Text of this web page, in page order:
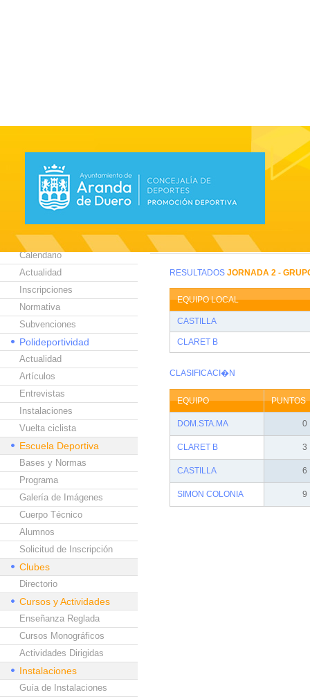
SELECCIONA TU COMPETICIÓN
Juegos Escolares
Calendario
Actualidad
Inscripciones
Normativa
Subvenciones
Polideportividad
Actualidad
Artículos
Entrevistas
Instalaciones
Vuelta ciclista
Escuela Deportiva
Bases y Normas
Programa
Galería de Imágenes
Cuerpo Técnico
Alumnos
Solicitud de Inscripción
Clubes
Directorio
Cursos y Actividades
Enseñanza Reglada
Cursos Monográficos
Actividades Dirigidas
Instalaciones
Guía de Instalaciones
PREBENJAMIN
RESULTADOS JORNADA 2 -
EQUIPO LOCAL
CASTILLA
CLARET B
CLASIFICACI�N
EQUIPO PUNTOS
DOM.STA.MA 0
CLARET B 3
CASTILLA 6
SIMON COLONIA 9